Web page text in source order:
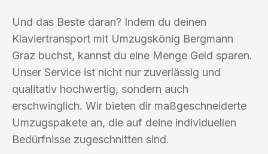
Und das Beste daran? Indem du deinen
Klaviertransport mit Umzugskönig Bergmann
Graz buchst, kannst du eine Menge Geld sparen.
Unser Service ist nicht nur zuverlässig und
qualitativ hochwertig, sondern auch
erschwinglich. Wir bieten dir maßgeschneiderte
Umzugspakete an, die auf deine individuellen
Bedürfnisse zugeschnitten sind.